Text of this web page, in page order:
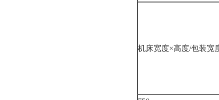
机床宽度×高度/包装宽